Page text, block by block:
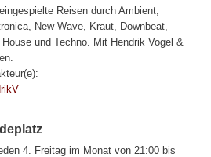
Reisen durch Ambient,
New Wave, Kraut, Downbeat,
und Techno. Mit Hendrik Vogel &
4. Freitag im Monat von 21:00 bis